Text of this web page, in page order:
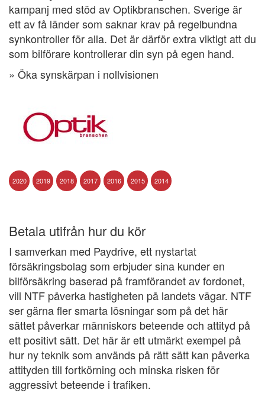
kampanj med stöd av Optikbranschen. Sverige är
ett av få länder som saknar krav på regelbundna
synkontroller för alla. Det är därför extra viktigt att du
som bilförare kontrollerar din syn på egen hand.
» Öka synskärpan i nollvisionen
2020 2019 2018 2017 2016 2015 2014
Betala utifrån hur du kör
I samverkan med Paydrive, ett nystartat
försäkringsbolag som erbjuder sina kunder en
bilförsäkring baserad på framförandet av fordonet,
vill NTF påverka hastigheten på landets vägar. NTF
ser gärna fler smarta lösningar som på det här
sättet påverkar människors beteende och attityd på
ett positivt sätt. Det här är ett utmärkt exempel på
hur ny teknik som används på rätt sätt kan påverka
attityden till fortkörning och minska risken för
aggressivt beteende i trafiken.